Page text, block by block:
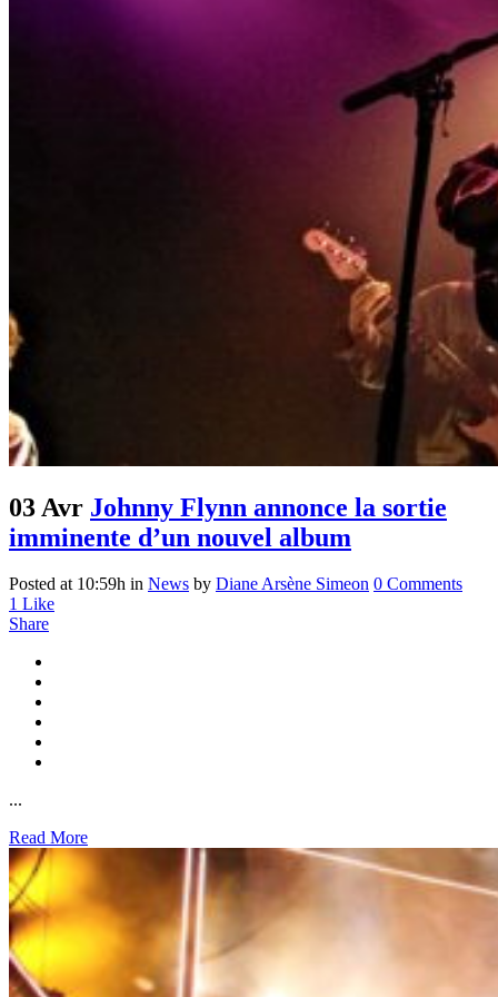
03 Avr Johnny Flynn annonce la sortie
imminente d’un nouvel album
Posted at 10:59h in News by Diane Arsène Simeon 0 Comments
1 Like
Share
...
Read More